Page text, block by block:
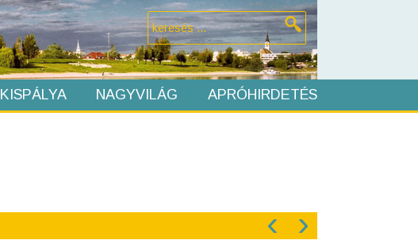
KISPÁLYA NAGYVILÁG APRÓHIRDETÉS
‹ ›